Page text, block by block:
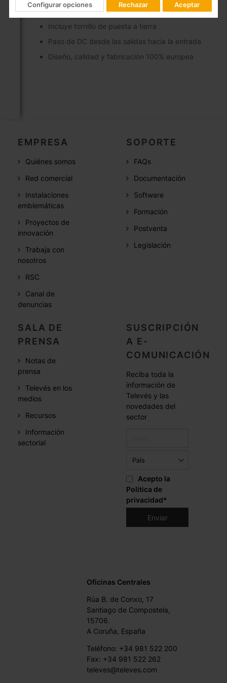
Montaje en interior
Incluye tornillo de puesta a tierra
Paso de DC desde las salidas hacia la entrada
Diseño, calidad y fabricación 100% europea
EMPRESA
Quiénes somos
Red comercial
Instalaciones
emblemáticas
Proyectos de
innovación
Trabaja con
nosotros
RSC
Canal de
denuncias
SOPORTE
FAQs
Documentación
Software
Formación
Postventa
Legislación
SALA DE
PRENSA
Notas de
prensa
Televés en los
medios
Recursos
Información
sectorial
SUSCRIPCIÓN
A E-
COMUNICACIÓN
Reciba toda la
información de
Televés y las
novedades del
sector
Acepto la
Politica de
privacidad*
Oficinas Centrales
Rúa B. de Conxo, 17
Santiago de Compostela,
15706.
A Coruña, España
Teléfono: +34 981 522 200
Fax: +34 981 522 262
televes@televes.com
Configurar opciones Rechazar Aceptar